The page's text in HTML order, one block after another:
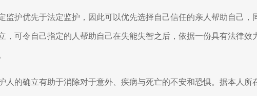
监护优先于法定监护，因此可以优先选择自己信任的亲人帮助自己，
，可令自己指定的人帮助自己在失能失智之后，依据一份具有法律效
人的确立有助于消除对于意外、疾病与死亡的不安和恐惧。据本人所